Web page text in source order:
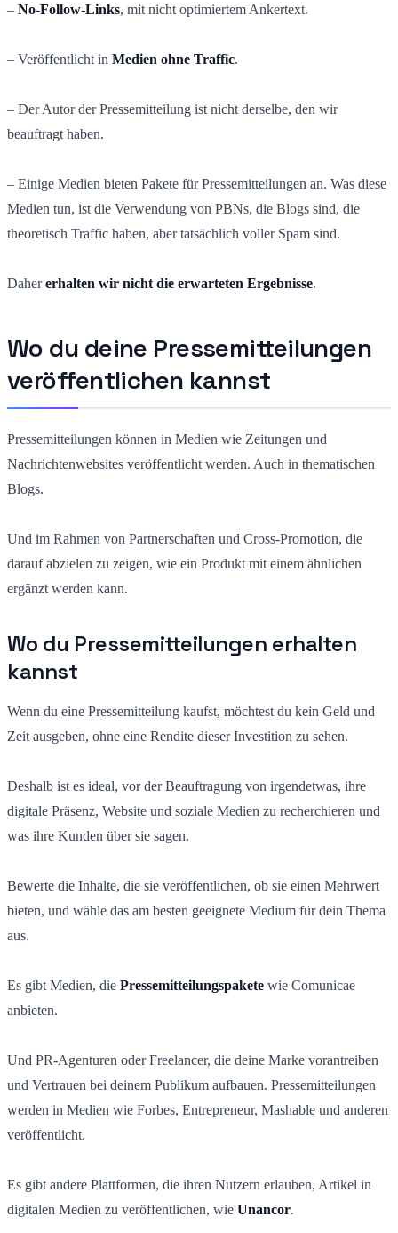
– No-Follow-Links, mit nicht optimiertem Ankertext.
– Veröffentlicht in Medien ohne Traffic.
– Der Autor der Pressemitteilung ist nicht derselbe, den wir
beauftragt haben.
– Einige Medien bieten Pakete für Pressemitteilungen an. Was diese
Medien tun, ist die Verwendung von PBNs, die Blogs sind, die
theoretisch Traffic haben, aber tatsächlich voller Spam sind.
Dahererhalten wir nicht die erwarteten Ergebnisse.
Wo du deine Pressemitteilungen
veröffentlichen kannst
Pressemitteilungen können in Medien wie Zeitungen und
Nachrichtenwebsites veröffentlicht werden. Auch in thematischen
Blogs.
Und im Rahmen von Partnerschaften und Cross-Promotion, die
darauf abzielen zu zeigen, wie ein Produkt mit einem ähnlichen
ergänzt werden kann.
Wo du Pressemitteilungen erhalten
kannst
Wenn du eine Pressemitteilung kaufst, möchtest du kein Geld und
Zeit ausgeben, ohne eine Rendite dieser Investition zu sehen.
Deshalb ist es ideal, vor der Beauftragung von irgendetwas, ihre
digitale Präsenz, Website und soziale Medien zu recherchieren und
was ihre Kunden über sie sagen.
Bewerte die Inhalte, die sie veröffentlichen, ob sie einen Mehrwert
bieten, und wähle das am besten geeignete Medium für dein Thema
aus.
Es gibt Medien, die Pressemitteilungspakete wie Comunicae
anbieten.
Und PR-Agenturen oder Freelancer, die deine Marke vorantreiben
und Vertrauen bei deinem Publikum aufbauen. Pressemitteilungen
werden in Medien wie Forbes, Entrepreneur, Mashable und anderen
veröffentlicht.
Es gibt andere Plattformen, die ihren Nutzern erlauben, Artikel in
digitalen Medien zu veröffentlichen, wie Unancor.